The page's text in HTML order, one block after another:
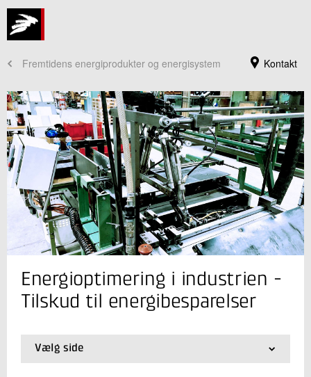
Kontakt
Fremtidens energiprodukter og energisystem
Jeg er din kontaktperson
Søren Draborg
Forretningsleder
Energieffektivisering og Ventilation
Send e-mail
Energioptimering i industrien -
Tilskud til energibesparelser
Vælg side
01.Forside